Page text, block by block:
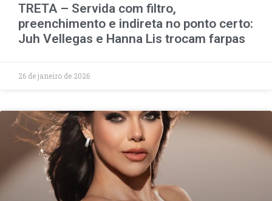
TRETA – Servida com filtro,
preenchimento e indireta no ponto certo:
Juh Vellegas e Hanna Lis trocam farpas
26 de janeiro de 2026